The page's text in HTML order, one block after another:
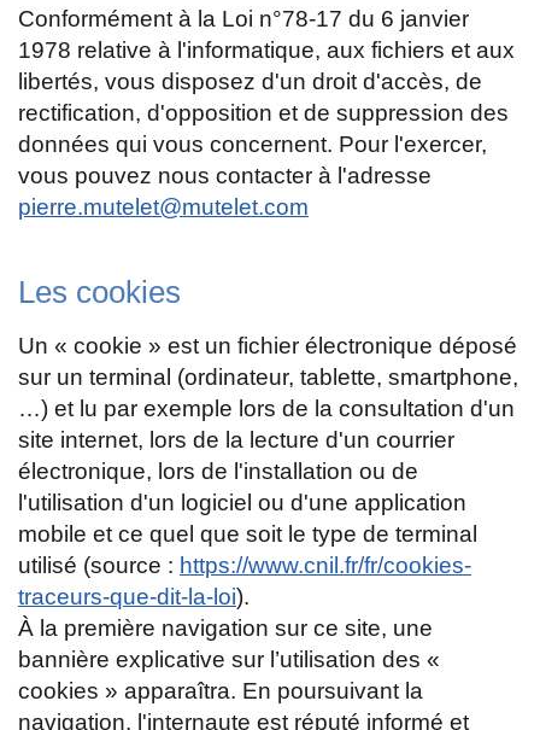
Conformément à la Loi n°78-17 du 6 janvier
1978 relative à l'informatique, aux fichiers et aux
libertés, vous disposez d'un droit d'accès, de
rectification, d'opposition et de suppression des
données qui vous concernent. Pour l'exercer,
vous pouvez nous contacter à l'adresse
pierre.mutelet@mutelet.com
Les cookies
Un « cookie » est un fichier électronique déposé
sur un terminal (ordinateur, tablette, smartphone,
…) et lu par exemple lors de la consultation d'un
site internet, lors de la lecture d'un courrier
électronique, lors de l'installation ou de
l'utilisation d'un logiciel ou d'une application
mobile et ce quel que soit le type de terminal
utilisé (source : https://www.cnil.fr/fr/cookies-
traceurs-que-dit-la-loi).
À la première navigation sur ce site, une
bannière explicative sur l’utilisation des «
cookies » apparaîtra. En poursuivant la
navigation, l'internaute est réputé informé et